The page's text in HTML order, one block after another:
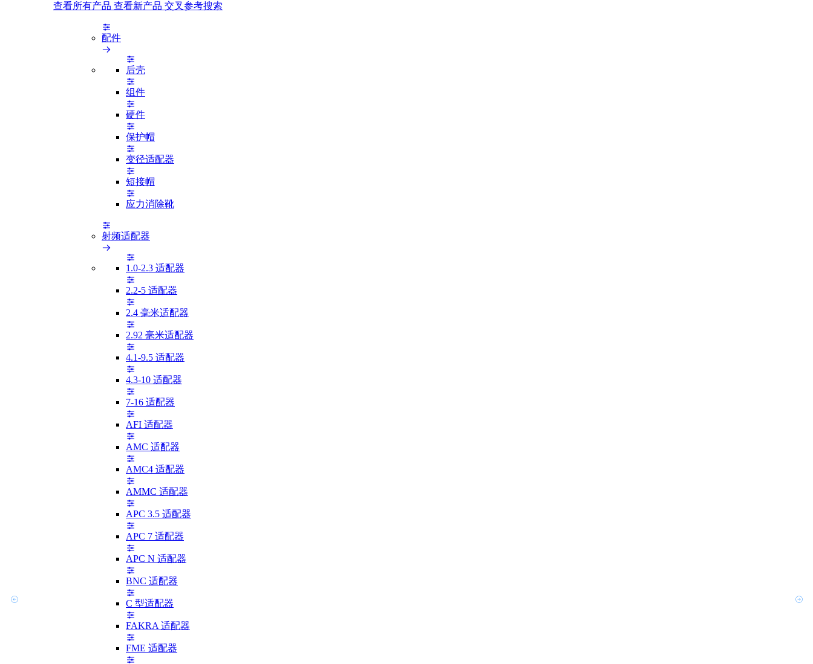
查看所有产品 查看新产品 交叉参考搜索
配件
后壳
组件
硬件
保护帽
变径适配器
短接帽
应力消除靴
射频适配器
1.0-2.3 适配器
2.2-5 适配器
2.4 毫米适配器
2.92 毫米适配器
4.1-9.5 适配器
4.3-10 适配器
7-16 适配器
AFI 适配器
AMC 适配器
AMC4 适配器
AMMC 适配器
APC 3.5 适配器
APC 7 适配器
APC N 适配器
BNC 适配器
C 型适配器
FAKRA 适配器
FME 适配器